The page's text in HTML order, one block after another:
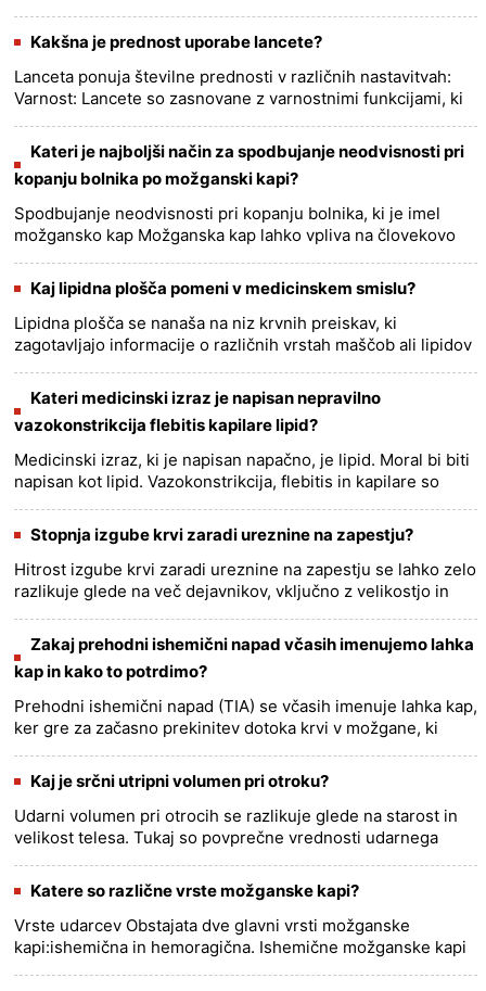
jih morate vi in ​​......
more >>
Kakšna je prednost uporabe lancete?
Lanceta ponuja številne prednosti v različnih nastavitvah:
Varnost: Lancete so zasnovane z varnostnimi funkcijami, ki
Pogosto im......
more >>
Kateri je najboljši način za spodbujanje neodvisnosti pri
kopanju bolnika po možganski kapi?
Spodbujanje neodvisnosti pri kopanju bolnika, ki je imel
možgansko kap Možganska kap lahko vpliva na človekovo
samostojno kopa......
more >>
Kaj lipidna plošča pomeni v medicinskem smislu?
Lipidna plošča se nanaša na niz krvnih preiskav, ki
zagotavljajo informacije o različnih vrstah maščob ali lipidov
nastane......
more >>
Kateri medicinski izraz je napisan nepravilno
vazokonstrikcija flebitis kapilare lipid?
Medicinski izraz, ki je napisan napačno, je lipid. Moral bi biti
napisan kot lipid. Vazokonstrikcija, flebitis in kapilare so
Stopnja izgube krvi zaradi ureznine na zapestju?
Hitrost izgube krvi zaradi ureznine na zapestju se lahko zelo
razlikuje glede na več dejavnikov, vključno z velikostjo in
splošn......
more >>
Zakaj prehodni ishemični napad včasih imenujemo lahka
kap in kako to potrdimo?
Prehodni ishemični napad (TIA) se včasih imenuje lahka kap,
ker gre za začasno prekinitev dotoka krvi v možgane, ki
šibkost......
more >>
Kaj je srčni utripni volumen pri otroku?
Udarni volumen pri otrocih se razlikuje glede na starost in
velikost telesa. Tukaj so povprečne vrednosti udarnega
mesec):......
more >>
Katere so različne vrste možganske kapi?
Vrste udarcev Obstajata dve glavni vrsti možganske
kapi:ishemična in hemoragična. Ishemične možganske kapi